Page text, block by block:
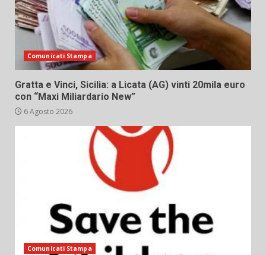
Comunicati Stampa
Gratta e Vinci, Sicilia: a Licata (AG) vinti 20mila euro
con “Maxi Miliardario New”
6 Agosto 2026
Comunicati Stampa